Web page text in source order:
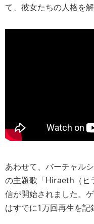
て、彼女たちの人格を
あわせて、バーチャル
の主題歌「Hiraeth（ヒ
信が開始されました。
はすでに1万回再生を記